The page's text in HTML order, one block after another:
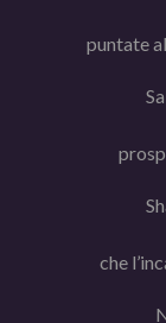
puntate
che